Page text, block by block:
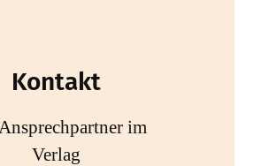
Kontakt
im
Verlag